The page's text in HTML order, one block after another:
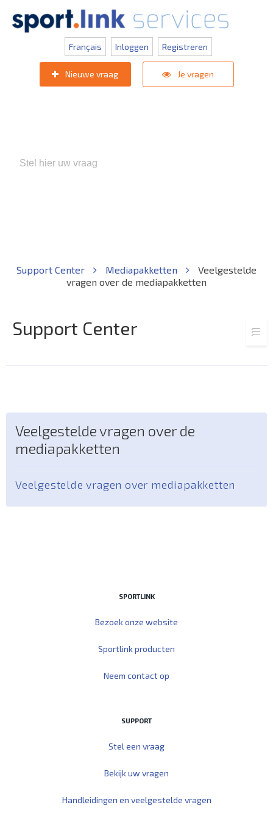
Français Inloggen Registreren
Nieuwe vraag Je vragen
Support Center Mediapakketten
Veelgestelde
vragen over de mediapakketten
Support Center
Veelgestelde vragen over de
mediapakketten
Veelgestelde vragen over mediapakketten
SPORTLINK
Bezoek onze website
Sportlink producten
Neem contact op
SUPPORT
Stel een vraag
Bekijk uw vragen
Handleidingen en veelgestelde vragen